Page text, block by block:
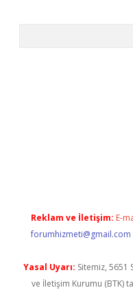
Reklam ve İletişim: E-
forumhizmeti@gmail.com
Yasal Uyarı: Sitemiz, 5651
ve İletişim Kurumu (BTK)